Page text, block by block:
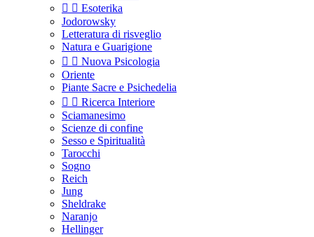
  Esoterika
Jodorowsky
Letteratura di risveglio
Natura e Guarigione
  Nuova Psicologia
Oriente
Piante Sacre e Psichedelia
  Ricerca Interiore
Sciamanesimo
Scienze di confine
Sesso e Spiritualità
Tarocchi
Sogno
Reich
Jung
Sheldrake
Naranjo
Hellinger